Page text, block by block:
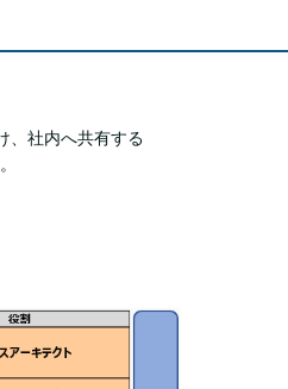
、社内へ共有する